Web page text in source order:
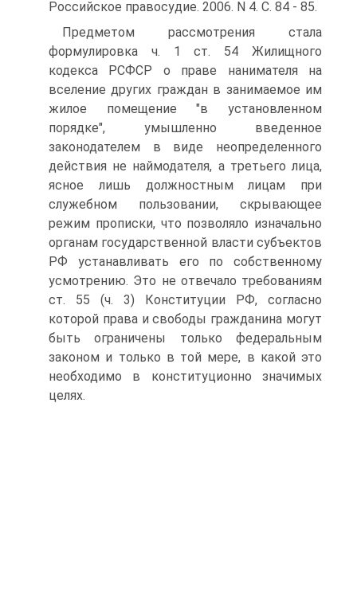
Российское правосудие. 2006. N 4. С. 84 - 85.
Предметом рассмотрения стала
формулировка ч. 1 ст. 54 Жилищного
кодекса РСФСР о праве нанимателя на
вселение других граждан в занимаемое им
жилое помещение "в установленном
порядке", умышленно введенное
законодателем в виде неопределенного
действия не наймодателя, а третьего лица,
ясное лишь должностным лицам при
служебном пользовании, скрывающее
режим прописки, что позволяло изначально
органам государственной власти субъектов
РФ устанавливать его по собственному
усмотрению. Это не отвечало требованиям
ст. 55 (ч. 3) Конституции РФ, согласно
которой права и свободы гражданина могут
быть ограничены только федеральным
законом и только в той мере, в какой это
необходимо в конституционно значимых
целях.